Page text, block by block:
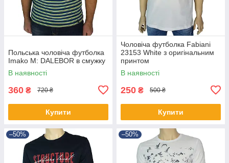
Польська чоловіча футболка
Imako M: DALEBOR в смужку
В наявності
360 ₴ 720 ₴
Купити
Чоловіча футболка Fabianі
23153 White з оригінальним
принтом
В наявності
250 ₴ 500 ₴
Купити
–50% –50%